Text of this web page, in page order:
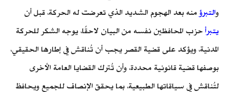
والتبرؤ منه بعد الهجوم الشديد الذي تعرضت له الحركة، قبل أن
يتبرأ حزب المحافظين نفسه من البيان لاحقًا، يوجه الشكر للحركة
المدنية، ويؤكد على قضية القصر يجب أن تُناقش في إطارها الحقيقي،
بوصفها قضية قانونية محددة، وأن تُترك القضايا العامة الأخرى
لتُناقش في سياقاتها الطبيعية، بما يحقق الإنصاف للجميع ويحافظ